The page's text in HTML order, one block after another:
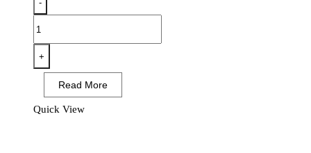
-
Silicone
Spray
400ml
mängd
+
Read More
Quick View